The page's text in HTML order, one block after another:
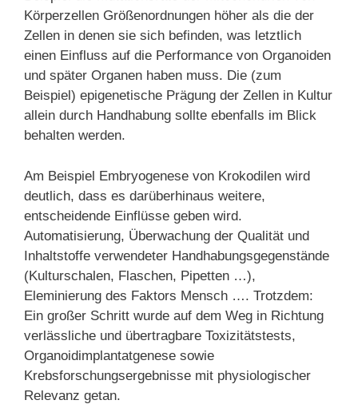
Körperzellen Größenordnungen höher als die der
Zellen in denen sie sich befinden, was letztlich
einen Einfluss auf die Performance von Organoiden
und später Organen haben muss. Die (zum
Beispiel) epigenetische Prägung der Zellen in Kultur
allein durch Handhabung sollte ebenfalls im Blick
behalten werden.
Am Beispiel Embryogenese von Krokodilen wird
deutlich, dass es darüberhinaus weitere,
entscheidende Einflüsse geben wird.
Automatisierung, Überwachung der Qualität und
Inhaltstoffe verwendeter Handhabungsgegenstände
(Kulturschalen, Flaschen, Pipetten …),
Eleminierung des Faktors Mensch …. Trotzdem:
Ein großer Schritt wurde auf dem Weg in Richtung
verlässliche und übertragbare Toxizitätstests,
Organoidimplantatgenese sowie
Krebsforschungsergebnisse mit physiologischer
Relevanz getan.